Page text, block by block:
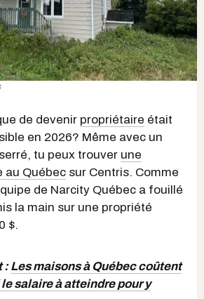
de devenir propriétaire était
en 2026? Même avec un
tu peux trouver une
au Québec sur Centris. Comme
de Narcity Québec a fouillé
la main sur une propriété
$.
:Les maisons à Québec coûtent
salaire à atteindre pour y